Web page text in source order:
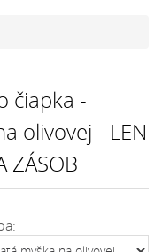
čiapka -
olivovej - LEN
ZÁSOB